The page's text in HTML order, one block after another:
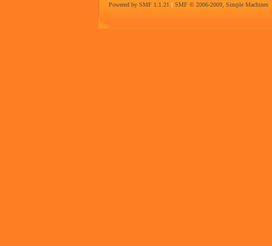
Powered by SMF 1.1.21 | SMF © 2006-2009, Simple Machines